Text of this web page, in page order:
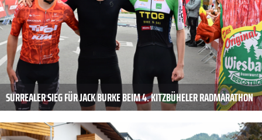
SURREALER SIEG FÜR JACK BURKE BEIM 4. KITZBÜHELER RADMARATHON